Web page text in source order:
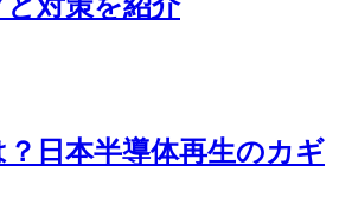
日本半導体再生のカギ